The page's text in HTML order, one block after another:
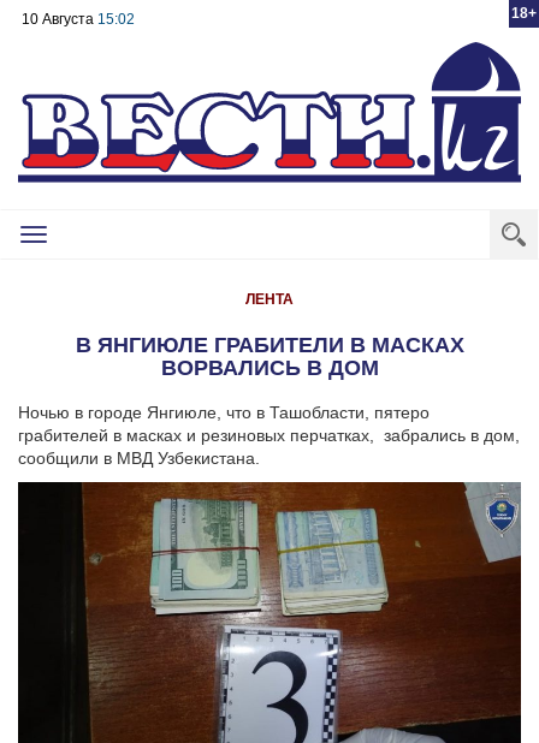
18+
10 Августа 15:02
Toggle
ЛЕНТА
В ЯНГИЮЛЕ ГРАБИТЕЛИ В МАСКАХ
ВОРВАЛИСЬ В ДОМ
Ночью в городе Янгиюле, что в Ташобласти, пятеро
грабителей в масках и резиновых перчатках, забрались в дом,
сообщили в МВД Узбекистана.